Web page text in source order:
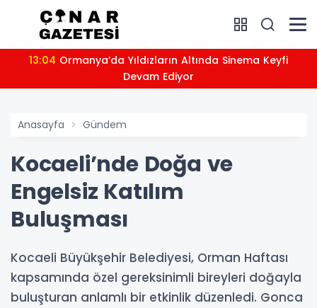
13:04
Devam Ediyor
Anasayfa Gündem
Kocaeli’nde Doğa ve
Engelsiz Katılım
Buluşması
Kocaeli Büyükşehir Belediyesi, Orman Haftası
kapsamında özel gereksinimli bireyleri doğayla
buluşturan anlamlı bir etkinlik düzenledi. Gonca